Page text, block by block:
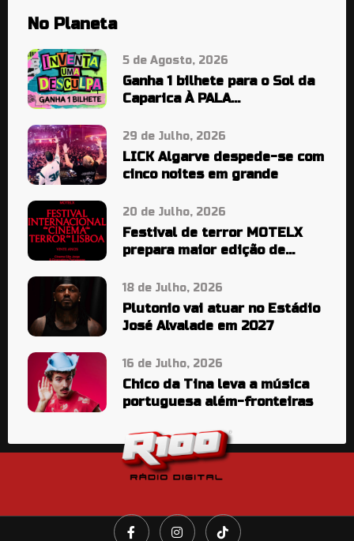
No Planeta
5 de Agosto, 2026
Ganha 1 bilhete para o Sol da
Caparica À PALA…
29 de Julho, 2026
LICK Algarve despede-se com
cinco noites em grande
20 de Julho, 2026
Festival de terror MOTELX
prepara maior edição de
18 de Julho, 2026
Plutonio vai atuar no Estádio
José Alvalade em 2027
16 de Julho, 2026
Chico da Tina leva a música
portuguesa além-fronteiras